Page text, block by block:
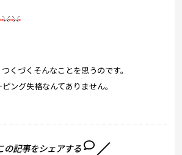
くづくそんなことを思うのです。
ング失格なんてありません。
の記事をシェアする